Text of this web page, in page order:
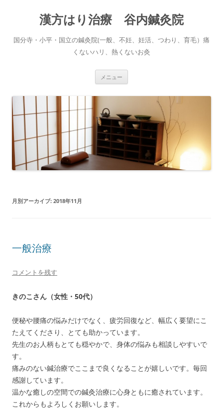
へ
ス
漢方はり治療 谷内鍼灸院
国分寺・小平・国立の鍼灸院(一般、不妊、妊活、つわり、育毛）痛
くないハリ、熱くないお灸
メニュー
月別アーカイブ: 2018年11月
一般治療
コメントを残す
きのこさん（女性・50代）
便秘や腰痛の悩みだけでなく、疲労回復など、幅広く要望にこ
たえてくださり、とても助かっています。
先生のお人柄もとても穏やかで、身体の悩みも相談しやすいで
す。
痛みのない鍼治療でここまで良くなることが嬉しいです。毎回
感謝しています。
温かな癒しの空間での鍼灸治療に心身ともに癒されています。
これからもよろしくお願いします。